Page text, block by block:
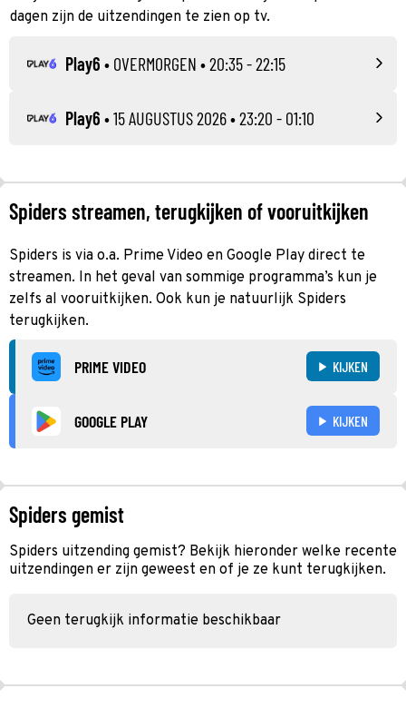
dagen zijn de uitzendingen te zien op tv.
Play6 • OVERMORGEN • 20:35 - 22:15
Play6 •15 AUGUSTUS 2026• 23:20 - 01:10
Spiders streamen, terugkijken of vooruitkijken
Spiders is via o.a. Prime Video en Google Play direct te
streamen. In het geval van sommige programma’s kun je
zelfs al vooruitkijken. Ook kun je natuurlijk Spiders
terugkijken.
PRIME VIDEO KIJKEN
GOOGLE PLAY KIJKEN
Spiders gemist
Spiders uitzending gemist? Bekijk hieronder welke recente
uitzendingen er zijn geweest en of je ze kunt terugkijken.
Geen terugkijk informatie beschikbaar